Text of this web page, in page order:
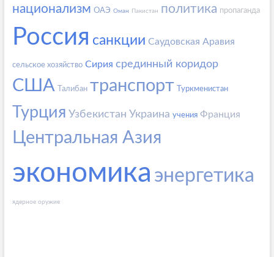
национализм ОАЭ Оман Пакистан политика пропаганда
Россия санкции Саудовская Аравия
сельское хозяйство Сирия срединный коридор
США Талибан транспорт Туркменистан
Турция Узбекистан Украина учения Франция
Центральная Азия
экономика энергетика
ядерное оружие